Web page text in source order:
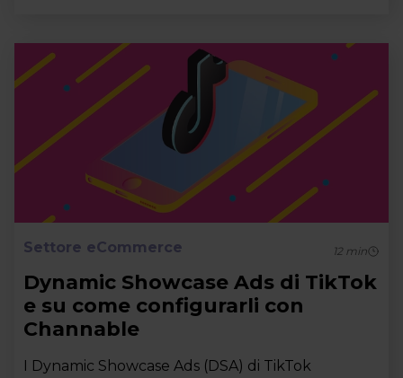
Settore eCommerce 12min
Dynamic Showcase Ads di TikTok
e su come configurarli con
Channable
I Dynamic Showcase Ads (DSA) di TikTok